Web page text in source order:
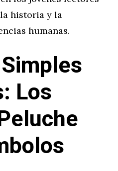
historia y la
humanas.
Los